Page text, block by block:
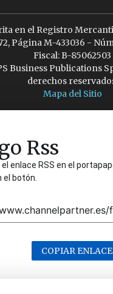
en el Registro
Página M-433036 -
Fiscal: B-85062503
Business Publications
derechos
Mapa del Sitio
Rss
enlace RSS en el
el botón.
COPIAR ENLACE